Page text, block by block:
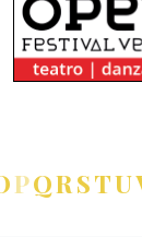
PQRSTU